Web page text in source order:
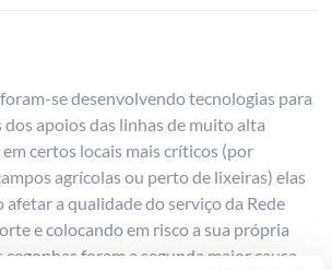
se desenvolvendo tecnologias para
dos apoios das linhas de muito alta
certos locais mais críticos (por
agrícolas ou perto de lixeiras) elas
a qualidade do serviço da Rede
e colocando em risco a sua própria
cegonhas foram a segunda maior causa